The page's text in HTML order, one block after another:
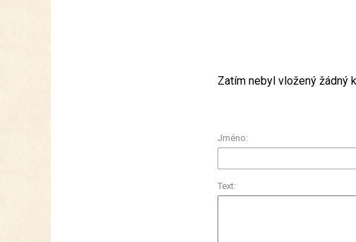
Zatím nebyl vložený žádný
Jméno:
Text: